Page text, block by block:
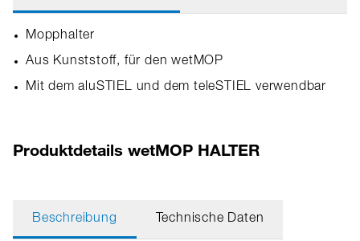
Mopphalter
Aus Kunststoff, für den wetMOP
Mit dem aluSTIEL und dem teleSTIEL verwendbar
Produktdetails wetMOP HALTER
Beschreibung Technische Daten